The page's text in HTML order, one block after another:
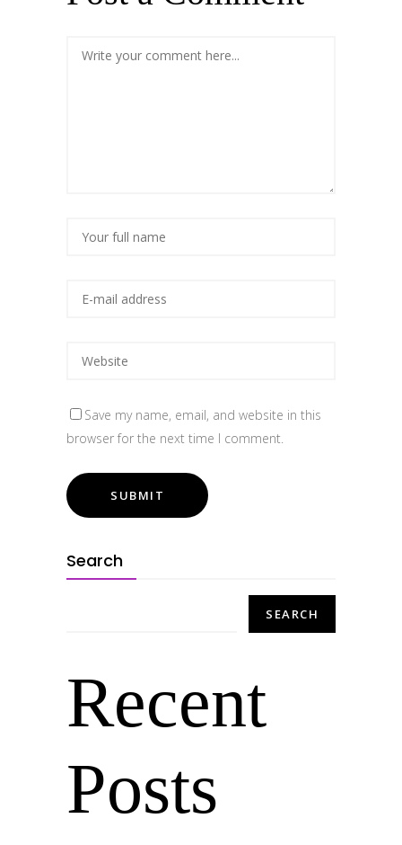
Save my name, email, and website in this
browser for the next time I comment.
Search
SEARCH
Recent
Posts